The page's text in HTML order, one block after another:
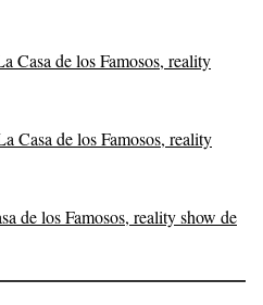
Casa de los Famosos, reality
Casa de los Famosos, reality
de los Famosos, reality show de